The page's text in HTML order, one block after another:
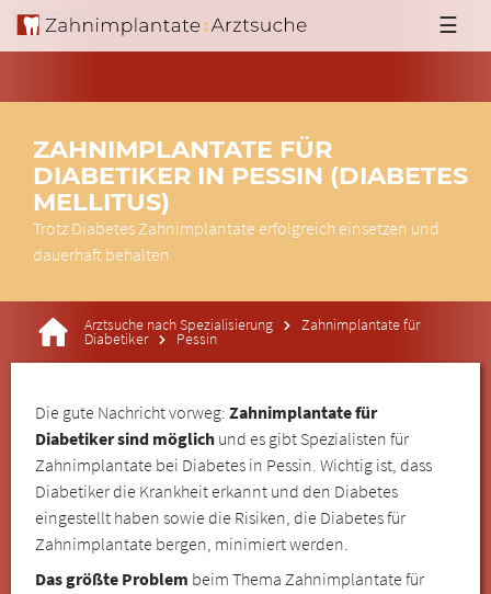
'; }else{ echo ' '; } ?> ☰
ZAHNIMPLANTATE FÜR
DIABETIKER IN PESSIN (DIABETES
MELLITUS)
Trotz Diabetes Zahnimplantate erfolgreich einsetzen und
dauerhaft behalten
Arztsuche nach Spezialisierung Zahnimplantate für
Diabetiker Pessin
Die gute Nachricht vorweg:Zahnimplantate für
Diabetiker sind möglich und es gibt Spezialisten für
Zahnimplantate bei Diabetes in Pessin. Wichtig ist, dass
Diabetiker die Krankheit erkannt und den Diabetes
eingestellt haben sowie die Risiken, die Diabetes für
Zahnimplantate bergen, minimiert werden.
Das größte Problem beim Thema Zahnimplantate für